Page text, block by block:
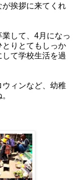
挨拶に来てくれ
して、4月になっ
りとてもしっか
て学校生活を過
ウィンなど、幼稚